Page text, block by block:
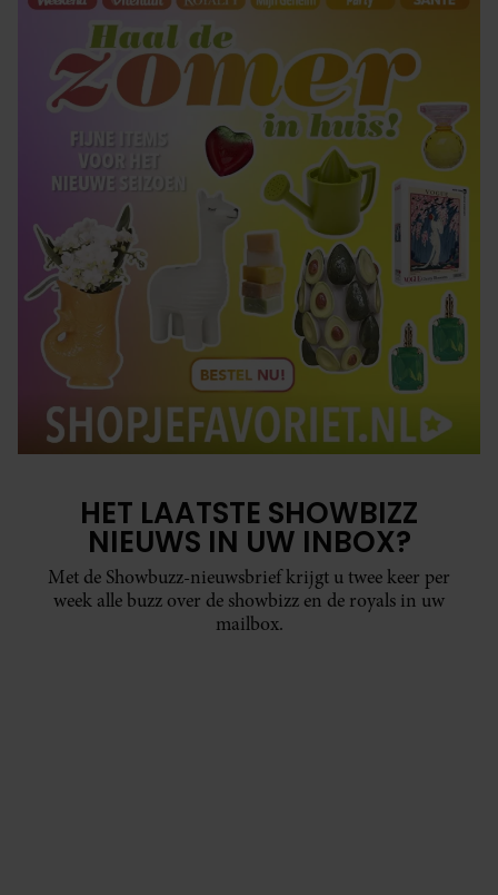
HET LAATSTE SHOWBIZZ
NIEUWS IN UW INBOX?
Met de Showbuzz-nieuwsbrief krijgt u twee keer per
week alle buzz over de showbizz en de royals in uw
mailbox.